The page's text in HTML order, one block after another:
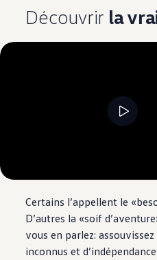
Découvrir la
Certains l’appellent le
D’autres la «soif
vous en parlez:
inconnus et